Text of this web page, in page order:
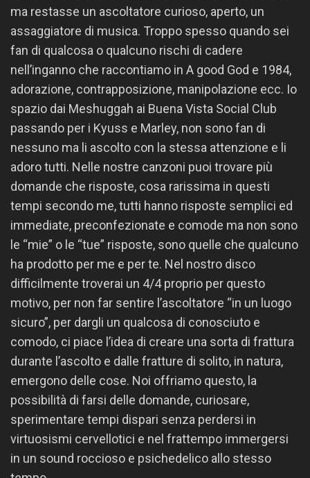
ma restasse un ascoltatore curioso, aperto, un
assaggiatore di musica. Troppo spesso quando sei
fan di qualcosa o qualcuno rischi di cadere
nell’inganno che raccontiamo in A good God e 1984,
adorazione, contrapposizione, manipolazione ecc. Io
spazio dai Meshuggah ai Buena Vista Social Club
passando per i Kyuss e Marley, non sono fan di
nessuno ma li ascolto con la stessa attenzione e li
adoro tutti. Nelle nostre canzoni puoi trovare più
domande che risposte, cosa rarissima in questi
tempi secondo me, tutti hanno risposte semplici ed
immediate, preconfezionate e comode ma non sono
le “mie” o le “tue” risposte, sono quelle che qualcuno
ha prodotto per me e per te. Nel nostro disco
difficilmente troverai un 4/4 proprio per questo
motivo, per non far sentire l’ascoltatore “in un luogo
sicuro”, per dargli un qualcosa di conosciuto e
comodo, ci piace l’idea di creare una sorta di frattura
durante l’ascolto e dalle fratture di solito, in natura,
emergono delle cose. Noi offriamo questo, la
possibilità di farsi delle domande, curiosare,
sperimentare tempi dispari senza perdersi in
virtuosismi cervellotici e nel frattempo immergersi
in un sound roccioso e psichedelico allo stesso